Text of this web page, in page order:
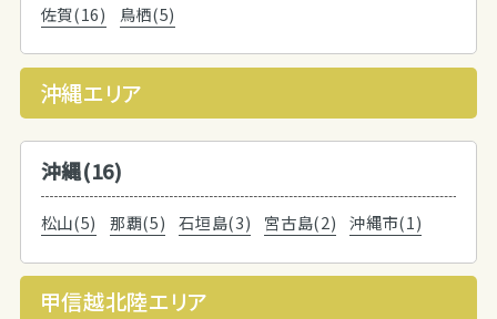
佐賀(16) 鳥栖(5)
沖縄エリア
沖縄(16)
松山(5) 那覇(5) 石垣島(3) 宮古島(2) 沖縄市(1)
甲信越北陸エリア